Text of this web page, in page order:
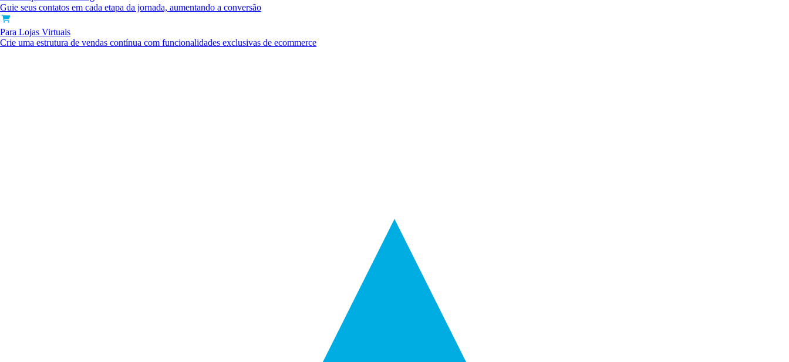
Guie seus contatos em cada etapa da jornada, aumentando a conversão
Para Lojas Virtuais
Crie uma estrutura de vendas contínua com funcionalidades exclusivas de ecommerce